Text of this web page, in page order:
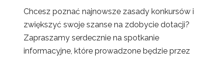
Chcesz poznać najnowsze zasady konkursów i
zwiększyć swoje szanse na zdobycie dotacji?
Zapraszamy serdecznie na spotkanie
informacyjne, które prowadzone będzie przez